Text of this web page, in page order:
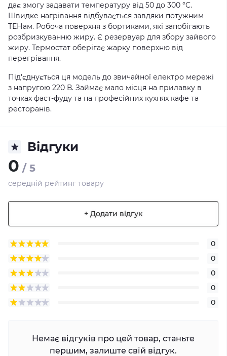
дає змогу задавати температуру від 50 до 300 °C.
Швидке нагрівання відбувається завдяки потужним
ТЕНам. Робоча поверхня з бортиками, які запобігають
розбризкуванню жиру. Є резервуар для збору зайвого
жиру. Термостат оберігає жарку поверхню від
перегрівання.
Під'єднується ця модель до звичайної електро мережі
з напругою 220 В. Займає мало місця на прилавку в
точках фаст-фуду та на професійних кухнях кафе та
ресторанів.
Відгуки
0 / 5
середній рейтинг товару
+ Додати відгук
0
0
0
0
0
Немає відгуків про цей товар, станьте
першим, залиште свій відгук.